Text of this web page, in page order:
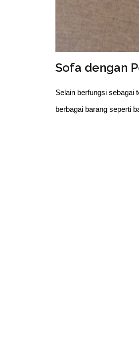
Sofa dengan
Selain berfungsi sebagai
berbagai barang seperti